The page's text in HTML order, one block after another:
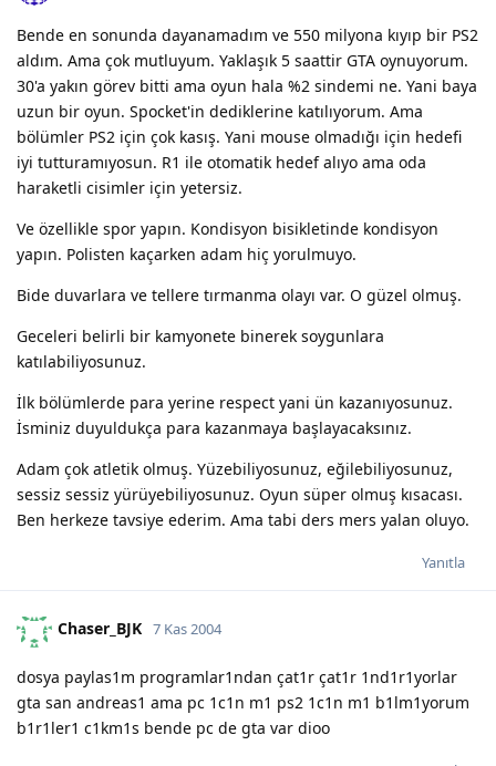
Bende en sonunda dayanamadım ve 550 milyona kıyıp bir PS2
aldım. Ama çok mutluyum. Yaklaşık 5 saattir GTA oynuyorum.
30'a yakın görev bitti ama oyun hala %2 sindemi ne. Yani baya
uzun bir oyun. Spocket'in dediklerine katılıyorum. Ama
bölümler PS2 için çok kasış. Yani mouse olmadığı için hedefi
iyi tutturamıyosun. R1 ile otomatik hedef alıyo ama oda
haraketli cisimler için yetersiz.
Ve özellikle spor yapın. Kondisyon bisikletinde kondisyon
yapın. Polisten kaçarken adam hiç yorulmuyo.
Bide duvarlara ve tellere tırmanma olayı var. O güzel olmuş.
Geceleri belirli bir kamyonete binerek soygunlara
katılabiliyosunuz.
İlk bölümlerde para yerine respect yani ün kazanıyosunuz.
İsminiz duyuldukça para kazanmaya başlayacaksınız.
Adam çok atletik olmuş. Yüzebiliyosunuz, eğilebiliyosunuz,
sessiz sessiz yürüyebiliyosunuz. Oyun süper olmuş kısacası.
Ben herkeze tavsiye ederim. Ama tabi ders mers yalan oluyo.
Yanıtla
Chaser_BJK 7 Kas 2004
dosya paylas1m programlar1ndan çat1r çat1r 1nd1r1yorlar
gta san andreas1 ama pc 1c1n m1 ps2 1c1n m1 b1lm1yorum
b1r1ler1 c1km1s bende pc de gta var dioo